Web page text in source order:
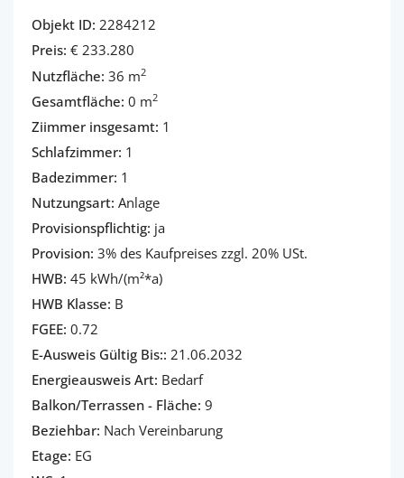
Objekt ID: 2284212
Preis: € 233.280
Nutzfläche: 36 m2
Gesamtfläche: 0 m2
Ziimmer insgesamt: 1
Schlafzimmer: 1
Badezimmer: 1
Nutzungsart: Anlage
Provisionspflichtig: ja
Provision: 3% des Kaufpreises zzgl. 20% USt.
HWB: 45 kWh/(m²*a)
HWB Klasse: B
FGEE: 0.72
E-Ausweis Gültig Bis:: 21.06.2032
Energieausweis Art: Bedarf
Balkon/Terrassen - Fläche: 9
Beziehbar: Nach Vereinbarung
Etage: EG